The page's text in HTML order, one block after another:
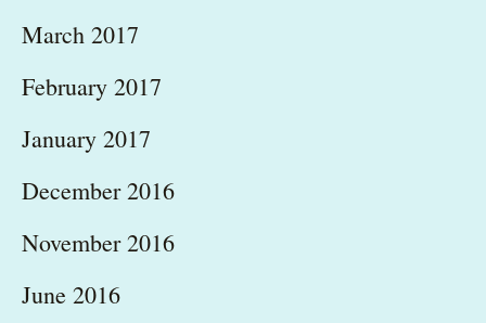
March 2017
February 2017
January 2017
December 2016
November 2016
June 2016